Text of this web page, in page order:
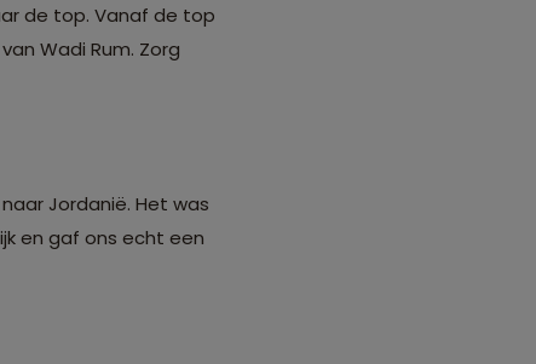
de top. Vanaf de top
Wadi Rum. Zorg
Jordanië. Het was
en gaf ons echt een